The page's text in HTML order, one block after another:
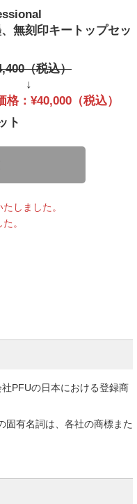
無刻印キートップセッ
（税込）
↓
：¥40,000（税込）
ト
しました。
。
PFUの日本における登録商
固有名詞は、各社の商標また